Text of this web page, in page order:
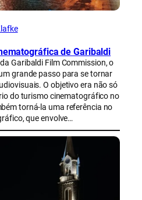
de Garibaldi
Garibaldi Film Commission, o
grande passo para se tornar
O objetivo era não só
do turismo cinematográfico no
torná-la uma referência no
que envolve…